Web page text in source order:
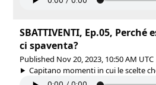
SBATTIVENTI, Ep.05,
ci spaventa?
Published Nov 20, 2023, 10:50 AM UTC
Capitano momenti in cui le scelte